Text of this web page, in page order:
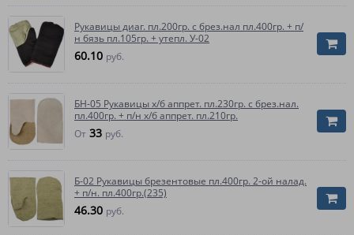
Рукавицы диаг. пл.200гр. с брез.нал пл.400гр. + п/
н бязь пл.105гр. + утепл. У-02
60.10 руб.
БН-05 Рукавицы х/б аппрет. пл.230гр. с брез.нал.
пл.400гр. + п/н х/б аппрет. пл.210гр.
От 33 руб.
Б-02 Рукавицы брезентовые пл.400гр. 2-ой налад.
+ п/н. пл.400гр.(235)
46.30 руб.